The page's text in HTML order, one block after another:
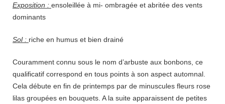
Exposition : ensoleillée à mi- ombragée et abritée des vents
dominants
Sol : riche en humus et bien drainé
Couramment connu sous le nom d’arbuste aux bonbons, ce
qualificatif correspond en tous points à son aspect automnal.
Cela débute en fin de printemps par de minuscules fleurs rose
lilas groupées en bouquets. A la suite apparaissent de petites